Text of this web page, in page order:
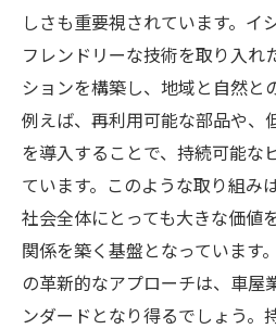
しさも重要視されています。イ
フレンドリーな技術を取り入れ
ションを構築し、地域と自然と
例えば、再利用可能な部品や、
を導入することで、持続可能な
ています。このような取り組み
社会全体にとっても大きな価値
関係を築く基盤となっています
の革新的なアプローチは、車屋
ンダードとなり得るでしょう。